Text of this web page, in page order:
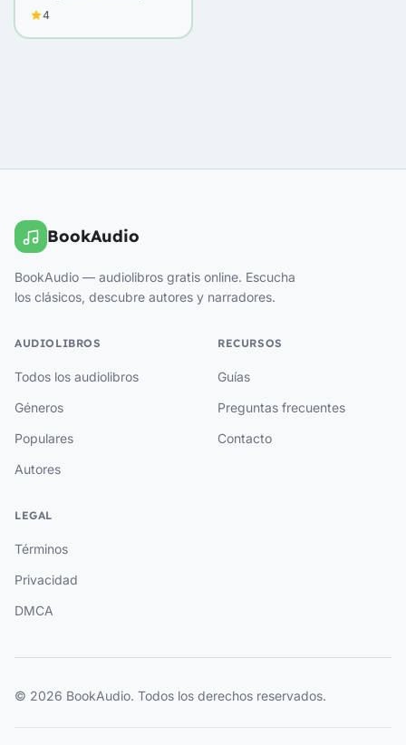
4
BookAudio
BookAudio — audiolibros gratis online. Escucha
los clásicos, descubre autores y narradores.
AUDIOLIBROS
Todos los audiolibros
Géneros
Populares
Autores
RECURSOS
Guías
Preguntas frecuentes
Contacto
LEGAL
Términos
Privacidad
DMCA
© 2026 BookAudio. Todos los derechos reservados.